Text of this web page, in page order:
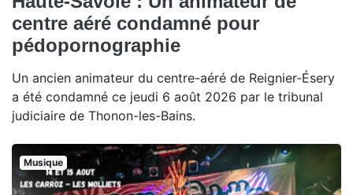
centre aéré condamné pour
pédopornographie
Un ancien animateur du centre-aéré de Reignier-Ésery
a été condamné ce jeudi 6 août 2026 par le tribunal
judiciaire de Thonon-les-Bains.
Musique